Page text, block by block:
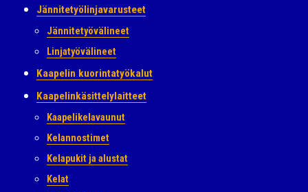
Jännitetyölinjavarusteet
Jännitetyövälineet
Linjatyövälineet
Kaapelin kuorintatyökalut
Kaapelinkäsittelylaitteet
Kaapelikelavaunut
Kelannostimet
Kelapukit ja alustat
Kelat